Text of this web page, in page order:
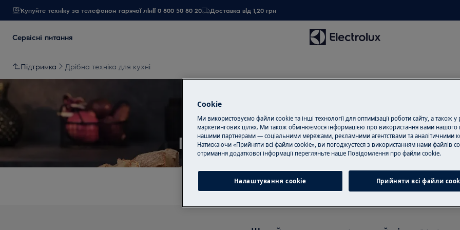
Купуйте техніку за телефоном гарячої лінії 0 800 50 80 20 Доставка від 1,20 грн
Сервісні питання
Підтримка Дрібна техніка для кухні
Підтримка для Дрібна техніка для
Cookie
Ми використовуємо файли cookie та інші технології для оптимізації роботи сайту, а також у
маркетингових цілях. Ми також обмінюємося інформацією про використання вами нашого
нашими партнерами — соціальними мережами, рекламними агентствами та аналітичними
Натискаючи «Прийняти всі файли cookie», ви погоджуєтеся з використанням нами файлів
отримання додаткової інформації перегляньте наше Пoвідомлення прo файли cookie.
Налаштування cookie Прийняти всі файли